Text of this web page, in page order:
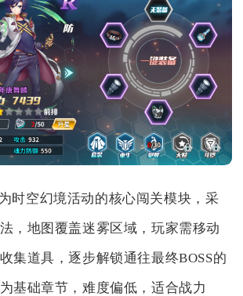
时空幻境活动的核心闯关模块，采
，地图覆盖迷雾区域，玩家需移动
集道具，逐步解锁通往最终BOSS的
基础章节，难度偏低，适合战力